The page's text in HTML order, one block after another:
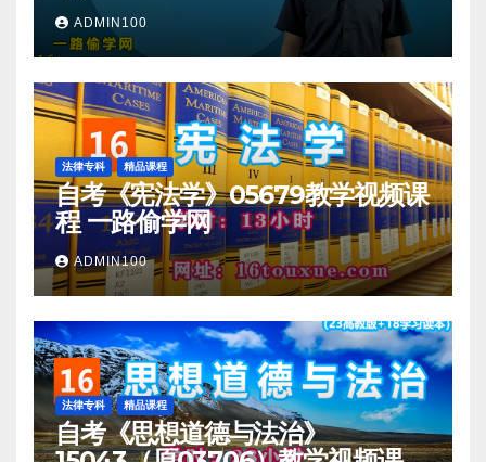
ADMIN100
法律专科 精品课程
自考《宪法学》05679教学视频课
程 一路偷学网
ADMIN100
法律专科 精品课程
自考《思想道德与法治》